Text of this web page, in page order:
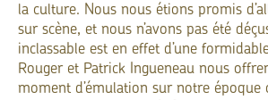
la culture. Nous nous étions promis
sur scène, et nous n’avons pas été
inclassable est en effet d’une
Rouger et Patrick Ingueneau nous
moment d’émulation sur notre époque